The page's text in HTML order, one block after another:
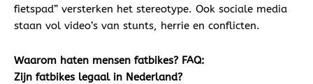
fietspad” versterken het stereotype. Ook sociale media
staan vol video’s van stunts, herrie en conflicten.
Waarom haten mensen fatbikes? FAQ:
Zijn fatbikes legaal in Nederland?